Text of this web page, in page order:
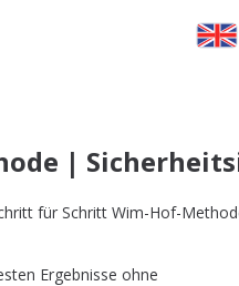
|
für Schritt Wim-Hof-
Ergebnisse ohne